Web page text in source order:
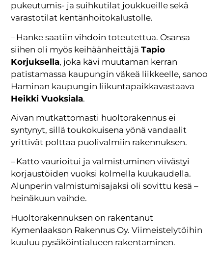
pukeutumis- ja suihkutilat joukkueille sekä
varastotilat kentänhoitokalustolle.
– Hanke saatiin vihdoin toteutettua. Osansa
siihen oli myös keihäänheittäjäTapio
Korjuksella, joka kävi muutaman kerran
patistamassa kaupungin väkeä liikkeelle, sanoo
Haminan kaupungin liikuntapaikkavastaava
Heikki Vuoksiala.
Aivan mutkattomasti huoltorakennus ei
syntynyt, sillä toukokuisena yönä vandaalit
yrittivät polttaa puolivalmiin rakennuksen.
– Katto vaurioitui ja valmistuminen viivästyi
korjaustöiden vuoksi kolmella kuukaudella.
Alunperin valmistumisajaksi oli sovittu kesä –
heinäkuun vaihde.
Huoltorakennuksen on rakentanut
Kymenlaakson Rakennus Oy. Viimeistelytöihin
kuuluu pysäköintialueen rakentaminen.